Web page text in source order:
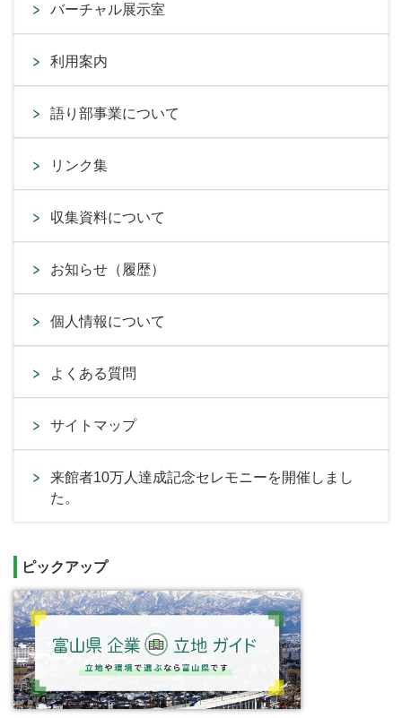
バーチャル展示室
利用案内
語り部事業について
リンク集
収集資料について
お知らせ（履歴）
個人情報について
よくある質問
サイトマップ
来館者10万人達成記念セレモニーを開催しまし
た。
ピックアップ